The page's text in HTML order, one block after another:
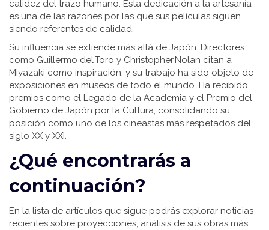
calidez del trazo humano. Esta dedicación a la artesanía
es una de las razones por las que sus películas siguen
siendo referentes de calidad.
Su influencia se extiende más allá de Japón. Directores
como Guillermo del Toro y Christopher Nolan citan a
Miyazaki como inspiración, y su trabajo ha sido objeto de
exposiciones en museos de todo el mundo. Ha recibido
premios como el Legado de la Academia y el Premio del
Gobierno de Japón por la Cultura, consolidando su
posición como uno de los cineastas más respetados del
siglo XX y XXI.
¿Qué encontrarás a
continuación?
En la lista de artículos que sigue podrás explorar noticias
recientes sobre proyecciones, análisis de sus obras más